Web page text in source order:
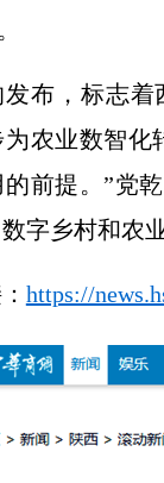
布，标志
农业数智化
前提。”党
字乡村和农
https://